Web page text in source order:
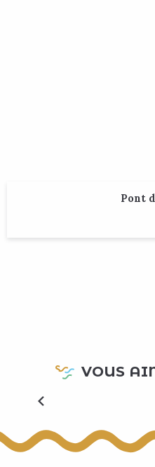
Pont
VOUS
au cœur de ce qui
LIRE LA